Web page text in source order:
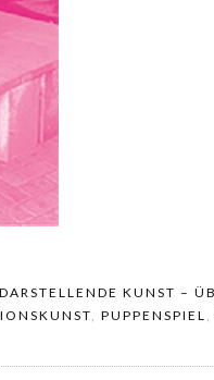
DARSTELLENDE KUNST –
, PUPPENSPIEL ,